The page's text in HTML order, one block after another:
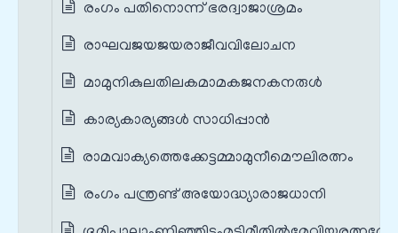
രംഗം പതിനൊന്ന് ഭരദ്വാജാശ്രമം
രാഘവജയജയരാജീവവിലോചന
മാമുനികുലതിലകമാമകജനകനരുള്‍
കാര്യകാര്യങ്ങള്‍ സാധിപ്പാന്‍
രാമവാക്യത്തെക്കേട്ടമ്മാമുനീമൌലിരത്നം
രംഗം പന്ത്രണ്ട് അയോദ്ധ്യാരാജധാനി